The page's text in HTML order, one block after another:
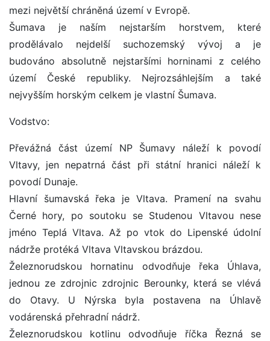
mezi největší chráněná území v Evropě.
Šumava je naším nejstarším horstvem, které
prodělávalo nejdelší suchozemský vývoj a je
budováno absolutně nejstaršími horninami z celého
území České republiky. Nejrozsáhlejším a také
nejvyšším horským celkem je vlastní Šumava.
Vodstvo:
Převážná část území NP Šumavy náleží k povodí
Vltavy, jen nepatrná část při státní hranici náleží k
povodí Dunaje.
Hlavní šumavská řeka je Vltava. Pramení na svahu
Černé hory, po soutoku se Studenou Vltavou nese
jméno Teplá Vltava. Až po vtok do Lipenské údolní
nádrže protéká Vltava Vltavskou brázdou.
Železnorudskou hornatinu odvodňuje řeka Úhlava,
jednou ze zdrojnic zdrojnic Berounky, která se vlévá
do Otavy. U Nýrska byla postavena na Úhlavě
vodárenská přehradní nádrž.
Železnorudskou kotlinu odvodňuje říčka Řezná se